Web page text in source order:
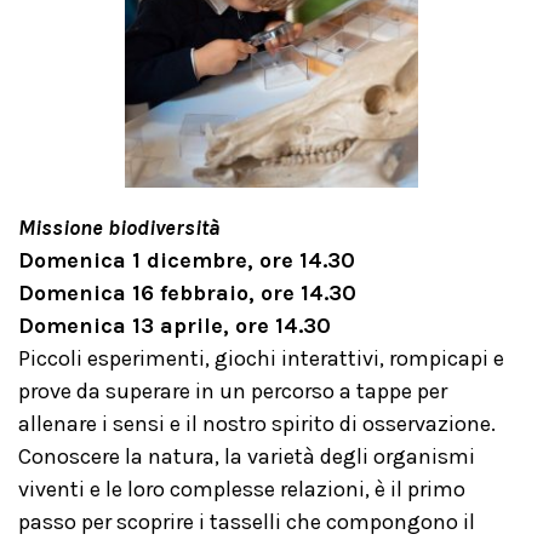
Missione biodiversità
Domenica 1 dicembre, ore 14.30
Domenica 16 febbraio, ore 14.30
Domenica 13 aprile, ore 14.30
Piccoli esperimenti, giochi interattivi, rompicapi e
prove da superare in un percorso a tappe per
allenare i sensi e il nostro spirito di osservazione.
Conoscere la natura, la varietà degli organismi
viventi e le loro complesse relazioni, è il primo
passo per scoprire i tasselli che compongono il